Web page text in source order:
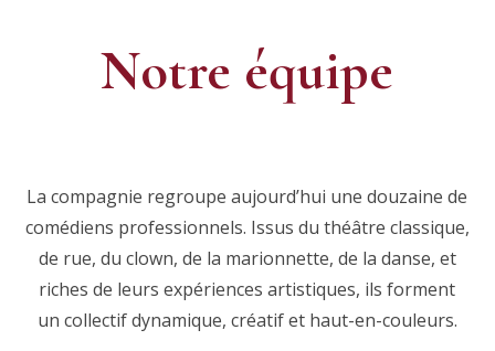
Notre équipe
La compagnie regroupe aujourd’hui une douzaine de
comédiens professionnels. Issus du théâtre classique,
de rue, du clown, de la marionnette, de la danse, et
riches de leurs expériences artistiques, ils forment
un collectif dynamique, créatif et haut-en-couleurs.